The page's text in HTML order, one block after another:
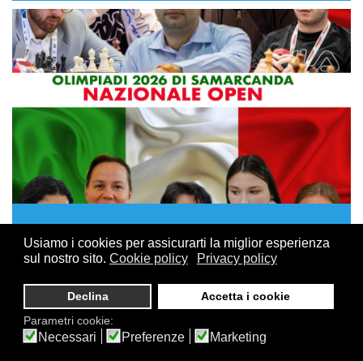
Usiamo i cookies per assicurarti la miglior esperienza
sul nostro sito. Cookie policy Privacy policy
Declina
Accetta i cookie
Parametri cookie:
Necessari Preferenze Marketing
15 GIUGNO, 2026
Olimpiadi di Samarcanda: i convocati delle
due Nazionali azzurre
Sono state diramate le convocazioni per i giocatori che
rappresenteranno l'Italia alle Olimpiadi degli scacchi
2026, in programma a Samarcanda (Uzbekistan) dal 15 al